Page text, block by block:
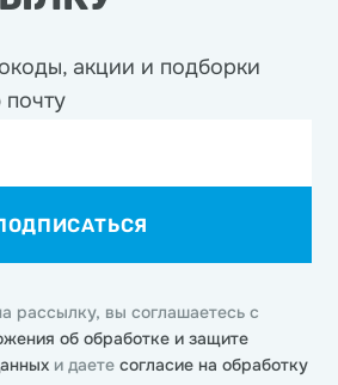
акции и подборки
рассылку, вы соглашаетесь с
об обработке и защите
и даете согласие на обработку